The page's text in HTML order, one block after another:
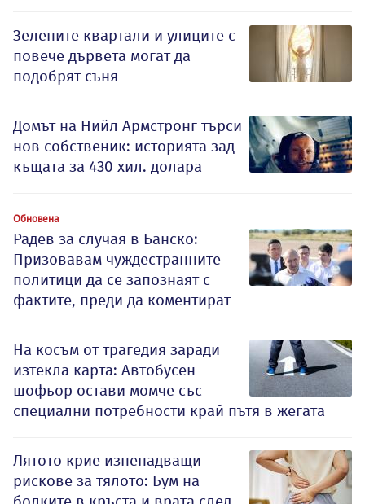
Зелените квартали и улиците с
повече дървета могат да
подобрят съня
Домът на Нийл Армстронг търси
нов собственик: историята зад
къщата за 430 хил. долара
Обновена
Радев за случая в Банско:
Призовавам чуждестранните
политици да се запознаят с
фактите, преди да коментират
На косъм от трагедия заради
изтекла карта: Автобусен
шофьор остави момче със
специални потребности край пътя в жегата
Лятото крие изненадващи
рискове за тялото: Бум на